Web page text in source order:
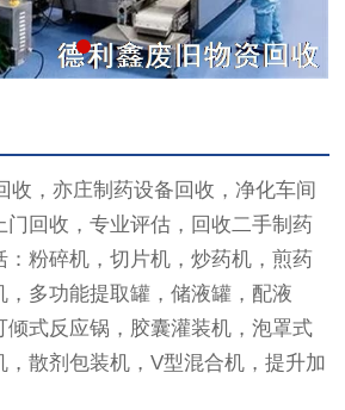
收 ，亦庄制药设备回收 ，净化车间
门回收，专业评估，回收二手制药
：粉碎机，切片机，炒药机，煎药
，多功能提取罐，储液罐，配液
倾式反应锅，胶囊灌装机，泡罩式
，散剂包装机，V型混合机，提升加